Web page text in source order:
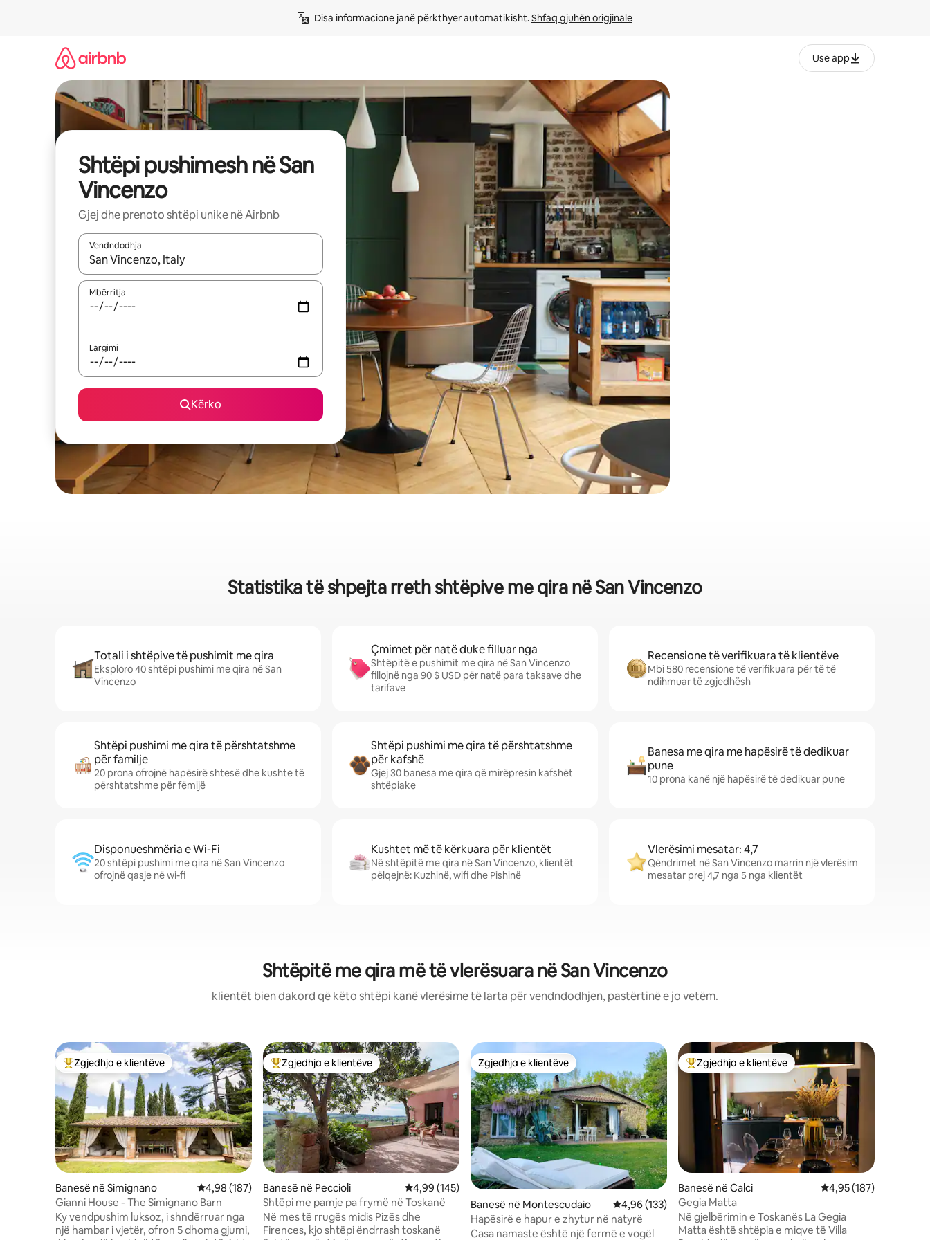
Disa informacione janë përkthyer automatikisht. Shfaq gjuhën origjinale
Use app
Shtëpi pushimesh në San
Vincenzo
Gjej dhe prenoto shtëpi unike në Airbnb
Vendndodhja
Kur rezultatet të jenë të disponueshme, lëviz me butonat e shigjetave lart e poshtë ose eksploro duke prekur ose duke lëvizur ekranin.
Mbërritja
Largimi
Kërko
Statistika të shpejta rreth shtëpive me qira në San Vincenzo
Totali i shtëpive të pushimit me qira
Eksploro 40 shtëpi pushimi me qira në San
Vincenzo
Çmimet për natë duke filluar nga
Shtëpitë e pushimit me qira në San Vincenzo
fillojnë nga 90 $ USD për natë para taksave dhe
tarifave
Recensione të verifikuara të klientëve
Mbi 580 recensione të verifikuara për të të
ndihmuar të zgjedhësh
Shtëpi pushimi me qira të përshtatshme
për familje
20 prona ofrojnë hapësirë shtesë dhe kushte të
përshtatshme për fëmijë
Shtëpi pushimi me qira të përshtatshme
për kafshë
Gjej 30 banesa me qira që mirëpresin kafshët
shtëpiake
Banesa me qira me hapësirë të dedikuar
pune
10 prona kanë një hapësirë të dedikuar pune
Disponueshmëria e Wi-Fi
20 shtëpi pushimi me qira në San Vincenzo
ofrojnë qasje në wi-fi
Kushtet më të kërkuara për klientët
Në shtëpitë me qira në San Vincenzo, klientët
pëlqejnë: Kuzhinë, wifi dhe Pishinë
Vlerësimi mesatar: 4,7
Qëndrimet në San Vincenzo marrin një vlerësim
mesatar prej 4,7 nga 5 nga klientët
Shtëpitë me qira më të vlerësuara në San Vincenzo
klientët bien dakord që këto shtëpi kanë vlerësime të larta për vendndodhjen, pastërtinë e jo vetëm.
Më të mirat e zgjedhjeve të klientëve
Zgjedhja e klientëve
Banesë në Simignano Vlerësimi mesatar 4,98 nga 5, 187 vlerësime
4,98 (187)
Gianni House - The Simignano Barn
Ky vendpushim luksoz, i shndërruar nga
një hambar i vjetër, ofron 5 dhoma gjumi,
Më të mirat e zgjedhjeve të klientëve
Zgjedhja e klientëve
Banesë në Peccioli Vlerësimi mesatar 4,99 nga 5, 145 vlerësime
4,99 (145)
Shtëpi me pamje pa frymë në Toskanë
Në mes të rrugës midis Pizës dhe
Firences, kjo shtëpi ëndrrash toskanë
Zgjedhja e klientëve
Zgjedhja e klientëve
Banesë në Montescudaio Vlerësimi mesatar 4,96 nga 5, 133 vlerësime
4,96 (133)
Hapësirë e hapur e zhytur në natyrë
Casa namaste është një fermë e vogël
Më të mirat e zgjedhjeve të klientëve
Zgjedhja e klientëve
Banesë në Calci Vlerësimi mesatar
4,95 (187)
Gegia Matta
Në gjelbërimin e Toskanës La Gegia
Matta është shtëpia e miqve të Villa